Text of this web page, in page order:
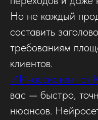
Но не каждый
составить
требованиям
клиентов.
ИИ-ассистент от
вас — быстро,
нюансов.